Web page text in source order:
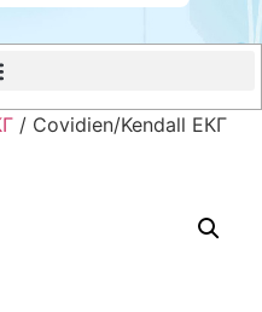
/ Covidien/Kendall ЕКГ